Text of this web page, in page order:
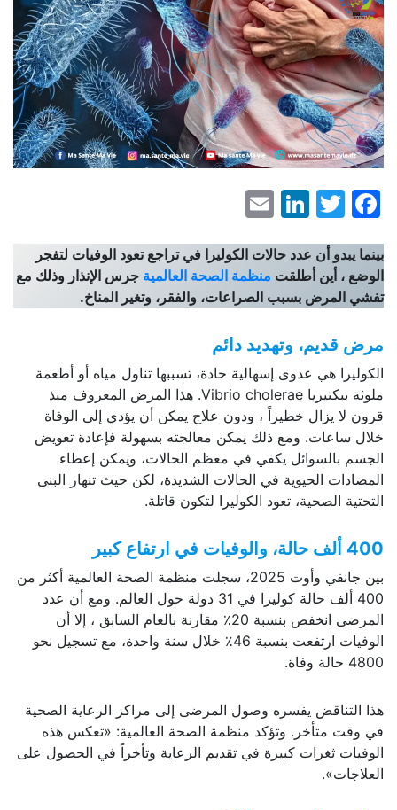
Facebook
Twitter
LinkedIn
بينما يبدو أن عدد حالات الكوليرا في تراجع تعود الوفيات لتفجر
الوضع ، أين أطلقت منظمة الصحة العالمية جرس الإنذار وذلك مع
تفشي المرض بسبب الصراعات، والفقر، وتغير المناخ.
مرض قديم، وتهديد دائم
الكوليرا هي عدوى إسهالية حادة، تسببها تناول مياه أو أطعمة
ملوثة ببكتيريا Vibrio cholerae. هذا المرض المعروف منذ
قرون لا يزال خطيراً ، ودون علاج يمكن أن يؤدي إلى الوفاة
خلال ساعات. ومع ذلك يمكن معالجته بسهولة فإعادة تعويض
الجسم بالسوائل يكفي في معظم الحالات، ويمكن إعطاء
المضادات الحيوية في الحالات الشديدة، لكن حيث تنهار البنى
التحتية الصحية، تعود الكوليرا لتكون قاتلة.
400 ألف حالة، والوفيات في ارتفاع كبير
بين جانفي وأوت 2025، سجلت منظمة الصحة العالمية أكثر من
400 ألف حالة كوليرا في 31 دولة حول العالم. ومع أن عدد
المرضى انخفض بنسبة 20٪ مقارنة بالعام السابق ، إلا أن
الوفيات ارتفعت بنسبة 46٪ خلال سنة واحدة، مع تسجيل نحو
4800 حالة وفاة.
هذا التناقض يفسره وصول المرضى إلى مراكز الرعاية الصحية
في وقت متأخر. وتؤكد منظمة الصحة العالمية: «تعكس هذه
الوفيات ثغرات كبيرة في تقديم الرعاية وتأخراً في الحصول على
العلاجات».